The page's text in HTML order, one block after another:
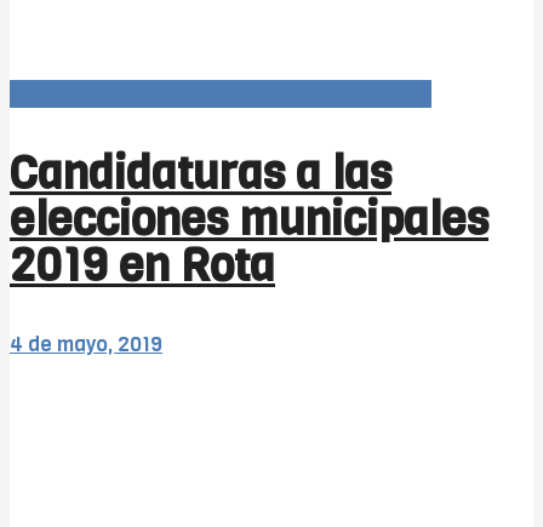
Candidaturas a las
elecciones municipales
2019 en Rota
4 de mayo, 2019